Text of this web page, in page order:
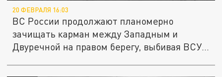
20 ФЕВРАЛЯ 16:03
ВС России продолжают планомерно
зачищать карман между Западным и
Двуречной на правом берегу, выбивая ВСУ